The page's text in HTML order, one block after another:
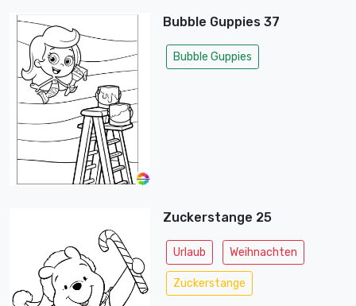
Bubble Guppies 37
Bubble Guppies
Zuckerstange 25
Urlaub Weihnachten
Zuckerstange